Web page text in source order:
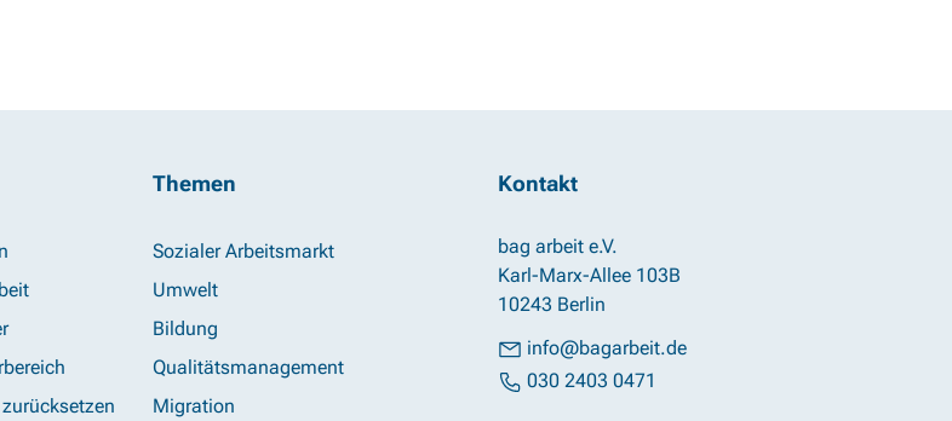
Themen
Sozialer Arbeitsmarkt
Umwelt
Bildung
Qualitätsmanagement
Migration
Kontakt
bag arbeit e.V.
Karl-Marx-Allee 103B
10243 Berlin
info@bagarbeit.de
030 2403 0471